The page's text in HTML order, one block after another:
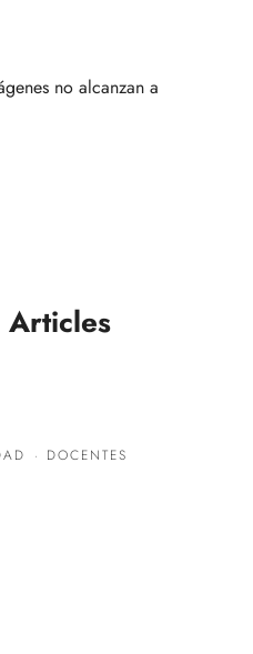
no alcanzan a
Articles
· DOCENTES